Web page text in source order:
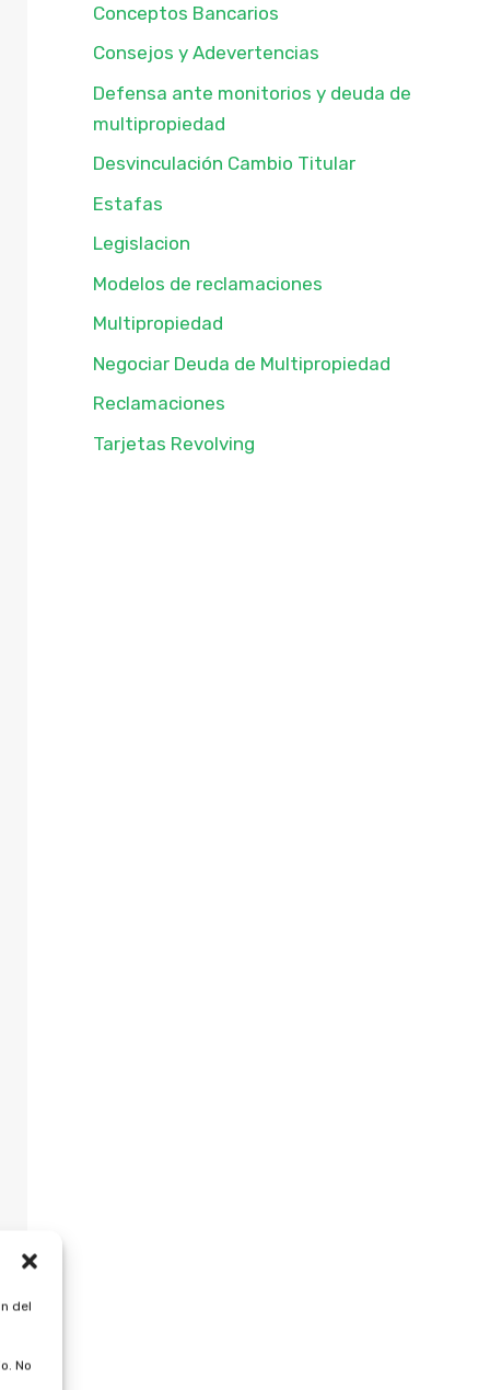
del
No
Conceptos Bancarios
Consejos y Adevertencias
Defensa ante monitorios y deuda de
multipropiedad
Desvinculación Cambio Titular
Estafas
Legislacion
Modelos de reclamaciones
Multipropiedad
Negociar Deuda de Multipropiedad
Reclamaciones
Tarjetas Revolving